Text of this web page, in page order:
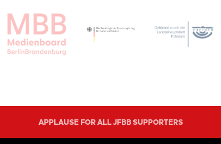
APPLAUSE FOR ALL JFBB SUPPORTERS